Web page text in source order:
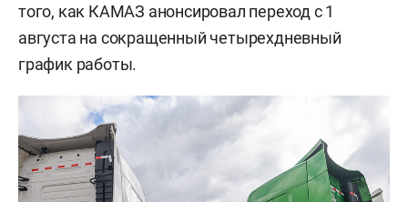
того, как КАМАЗ анонсировал переход с 1
августа на сокращенный четырехдневный
график работы.